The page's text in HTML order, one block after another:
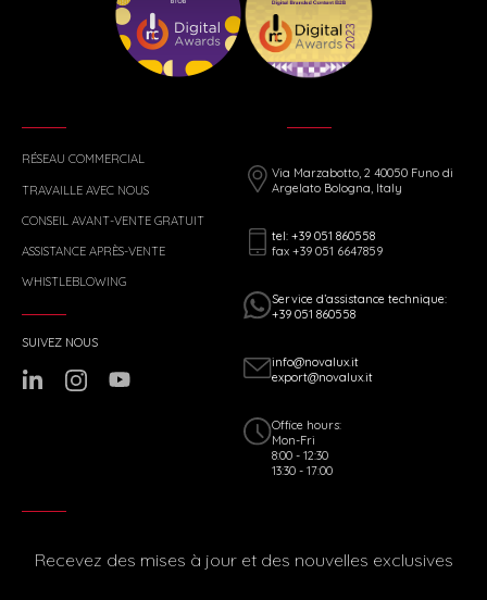
RÉSEAU COMMERCIAL
TRAVAILLE AVEC NOUS
CONSEIL AVANT-VENTE GRATUIT
ASSISTANCE APRÈS-VENTE
WHISTLEBLOWING
Via Marzabotto, 2 40050 Funo di
Argelato Bologna, Italy
tel: +39 051 860558
fax +39 051 6647859
Service d’assistance technique:
+39 051 860558
info@novalux.it
export@novalux.it
Office hours:
Mon-Fri
8:00 - 12:30
13:30 - 17:00
SUIVEZ NOUS
Recevez des mises à jour et des nouvelles exclusives